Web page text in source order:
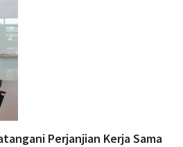
Perjanjian Kerja Sama